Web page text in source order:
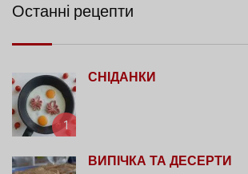
Останні рецепти
1
СНІДАНКИ
ВИПІЧКА ТА ДЕСЕРТИ